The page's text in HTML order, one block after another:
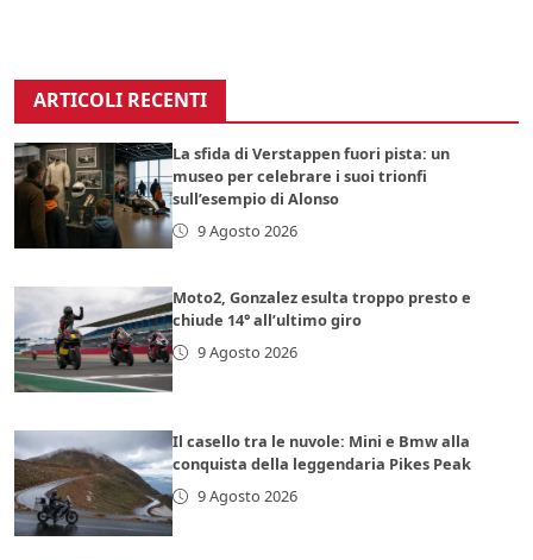
ARTICOLI RECENTI
La sfida di Verstappen fuori pista: un
museo per celebrare i suoi trionfi
sull’esempio di Alonso
9 Agosto 2026
Moto2, Gonzalez esulta troppo presto e
chiude 14° all’ultimo giro
9 Agosto 2026
Il casello tra le nuvole: Mini e Bmw alla
conquista della leggendaria Pikes Peak
9 Agosto 2026